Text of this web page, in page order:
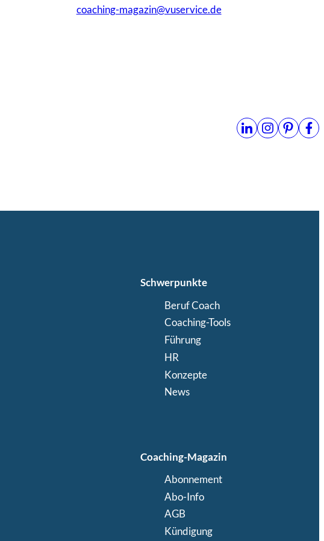
coaching-magazin@vuservice.de
Schwerpunkte
Beruf Coach
Coaching-Tools
Führung
HR
Konzepte
News
Coaching-Magazin
Abonnement
Abo-Info
AGB
Kündigung